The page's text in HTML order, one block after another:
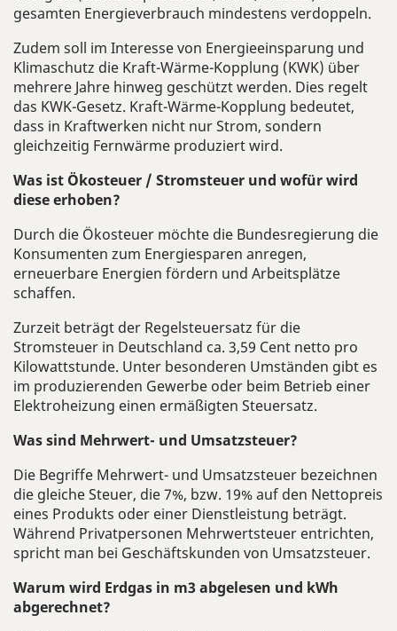
gesamten Energieverbrauch mindestens verdoppeln.
Zudem soll im Interesse von Energieeinsparung und
Klimaschutz die Kraft-Wärme-Kopplung (KWK) über
mehrere Jahre hinweg geschützt werden. Dies regelt
das KWK-Gesetz. Kraft-Wärme-Kopplung bedeutet,
dass in Kraftwerken nicht nur Strom, sondern
gleichzeitig Fernwärme produziert wird.
Was ist Ökosteuer / Stromsteuer und wofür wird
diese erhoben?
Durch die Ökosteuer möchte die Bundesregierung die
Konsumenten zum Energiesparen anregen,
erneuerbare Energien fördern und Arbeitsplätze
schaffen.
Zurzeit beträgt der Regelsteuersatz für die
Stromsteuer in Deutschland ca. 3,59 Cent netto pro
Kilowattstunde. Unter besonderen Umständen gibt es
im produzierenden Gewerbe oder beim Betrieb einer
Elektroheizung einen ermäßigten Steuersatz.
Was sind Mehrwert- und Umsatzsteuer?
Die Begriffe Mehrwert- und Umsatzsteuer bezeichnen
die gleiche Steuer, die 7%, bzw. 19% auf den Nettopreis
eines Produkts oder einer Dienstleistung beträgt.
Während Privatpersonen Mehrwertsteuer entrichten,
spricht man bei Geschäftskunden von Umsatzsteuer.
Warum wird Erdgas in m3 abgelesen und kWh
abgerechnet?